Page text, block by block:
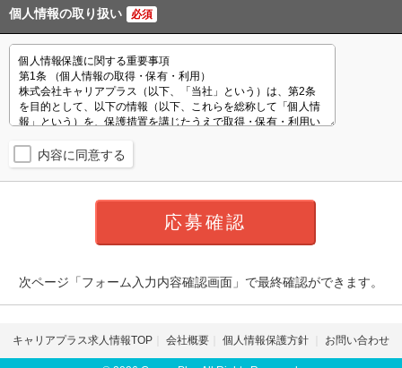
個人情報の取り扱い 必須
内容に同意する
次ページ「フォーム入力内容確認画面」で最終確認ができます。
キャリアプラス求人情報TOP 会社概要 個人情報保護方針 お問い合わせ